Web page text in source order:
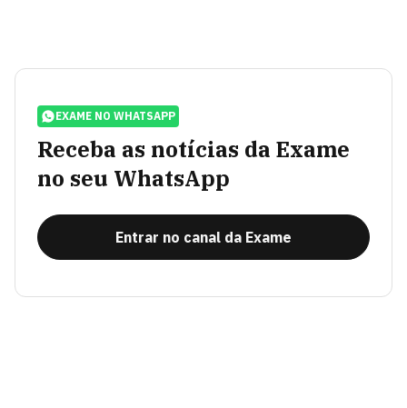
EXAME NO WHATSAPP
Receba as notícias da Exame
no seu WhatsApp
Entrar no canal da Exame